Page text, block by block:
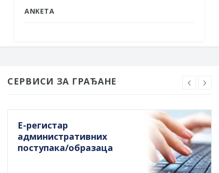
ANKETA
СЕРВИСИ ЗА ГРАЂАНЕ
Е-регистар
административних
поступака/образаца